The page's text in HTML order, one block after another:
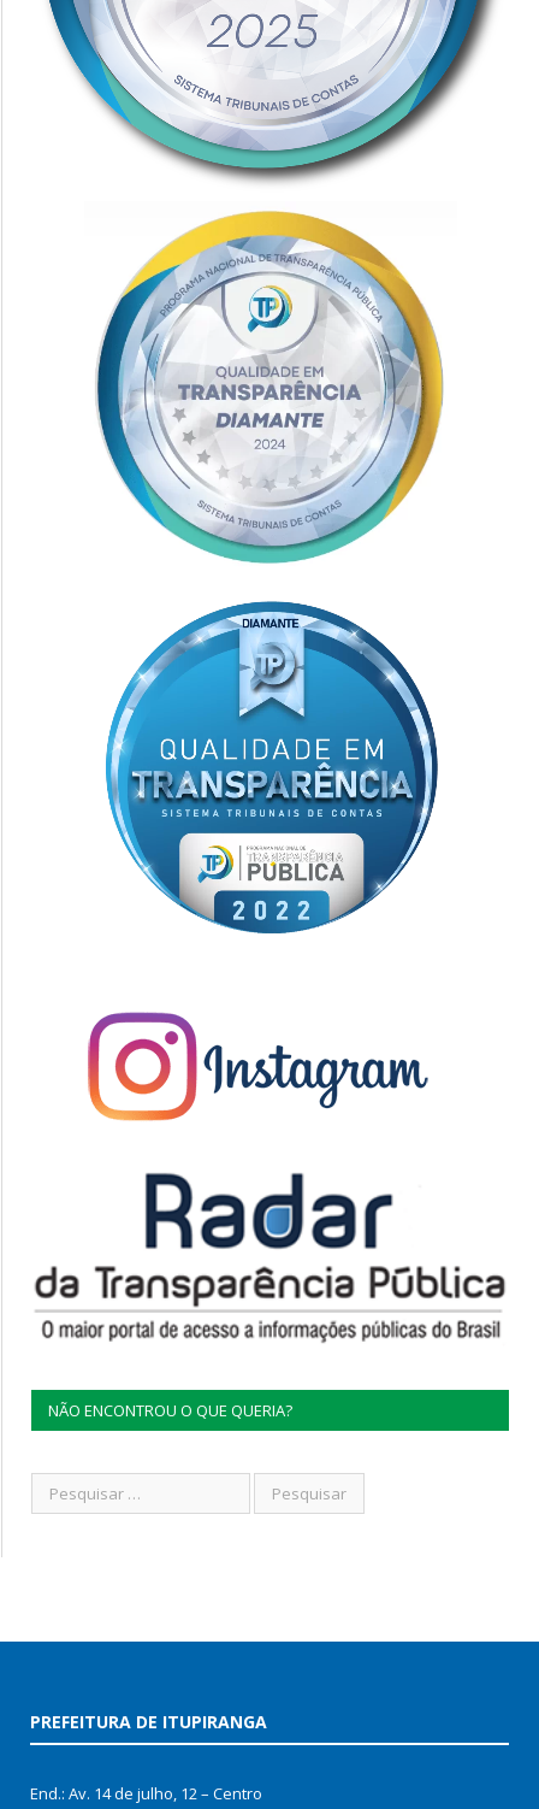
NÃO ENCONTROU O QUE QUERIA?
PREFEITURA DE ITUPIRANGA
End.: Av. 14 de julho, 12 – Centro